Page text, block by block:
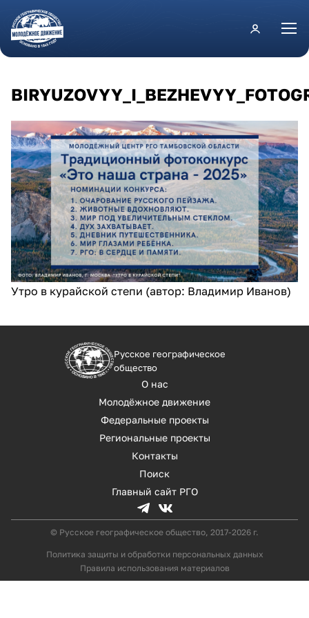
Перейти к основному содержанию
Утро в курайской степи (автор: Владимир Иванов)
Русское географическое
общество
О нас
Молодёжное движение
Федеральные проекты
Региональные проекты
Контакты
Поиск
Главный сайт РГО
© Русское географическое общество, 2017-2026 г.
Политика защиты и обработки персональных данных
Правила использования материалов